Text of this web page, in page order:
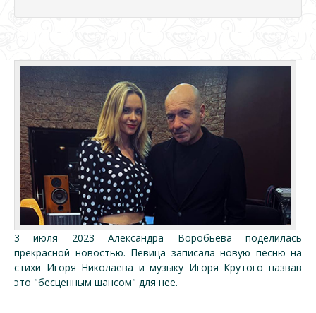
3 июля 2023 Александра Воробьева поделилась
прекрасной новостью. Певица записала новую песню на
стихи Игоря Николаева и музыку Игоря Крутого назвав
это "бесценным шансом" для нее.